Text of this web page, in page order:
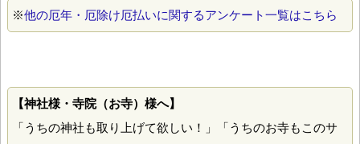
※他の厄年・厄除け厄払いに関するアンケート一覧はこちら
【神社様・寺院（お寺）様へ】
「うちの神社も取り上げて欲しい！」「うちのお寺もこのサ